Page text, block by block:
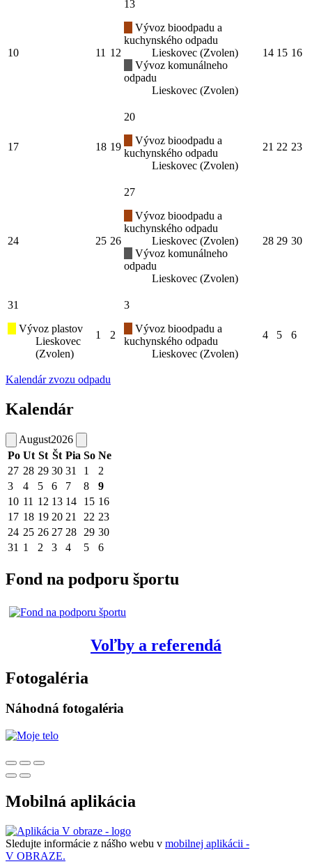
10 11 12
13
Vývoz bioodpadu a
kuchynského odpadu
Lieskovec (Zvolen)
Vývoz komunálneho
odpadu
Lieskovec (Zvolen)
14 15 16
17 18 19
20
Vývoz bioodpadu a
kuchynského odpadu
Lieskovec (Zvolen)
21 22 23
24 25 26
27
Vývoz bioodpadu a
kuchynského odpadu
Lieskovec (Zvolen)
Vývoz komunálneho
odpadu
Lieskovec (Zvolen)
28 29 30
31
Vývoz plastov
Lieskovec
(Zvolen)
1 2
3
Vývoz bioodpadu a
kuchynského odpadu
Lieskovec (Zvolen)
4 5 6
Kalendár zvozu odpadu
Kalendár
August2026
Po Ut St Št Pia So Ne
27 28 29 30 31 1
2
3
4 5 6 7 8
9
10 11 12 13 14 15 16
17 18 19 20 21 22 23
24 25 26 27 28 29 30
31 1 2 3 4 5 6
Fond na podporu športu
Voľby a referendá
Fotogaléria
Náhodná fotogaléria
Mobilná aplikácia
Sledujte informácie z nášho webu v mobilnej aplikácii -
V OBRAZE.